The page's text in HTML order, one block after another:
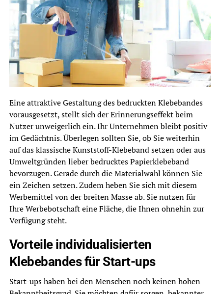
Eine attraktive Gestaltung des bedruckten Klebebandes
vorausgesetzt, stellt sich der Erinnerungseffekt beim
Nutzer unweigerlich ein. Ihr Unternehmen bleibt positiv
im Gedächtnis. Überlegen sollten Sie, ob Sie weiterhin
auf das klassische Kunststoff-Klebeband setzen oder aus
Umweltgründen lieber bedrucktes Papierklebeband
bevorzugen. Gerade durch die Materialwahl können Sie
ein Zeichen setzen. Zudem heben Sie sich mit diesem
Werbemittel von der breiten Masse ab. Sie nutzen für
Ihre Werbebotschaft eine Fläche, die Ihnen ohnehin zur
Verfügung steht.
Vorteile individualisierten
Klebebandes für Start-ups
Start-ups haben bei den Menschen noch keinen hohen